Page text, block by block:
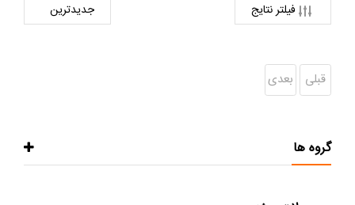
فیلتر نتایج
قبلی بعدی
گروه ها